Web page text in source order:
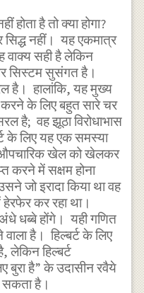
है तो क्या होगा?
सिद्ध नहीं। यह एकमात्र
वाक्य सही है लेकिन
सिस्टम सुसंगत है।
है। हालांकि, यह मुख्य
के लिए बहुत सारे चर
है; वह झूठा विरोधाभास
के लिए यह एक समस्या
औपचारिक खेल को खेलकर
करने में सक्षम होना
जो इरादा किया था वह
कर रहा था।
धब्बे होंगे। यही गणित
है। हिल्बर्ट के लिए
हिल्बर्ट
बुरा है” के उदासीन रवैये
सकता है।